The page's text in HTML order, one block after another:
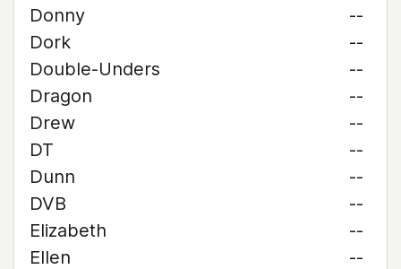
Donny
--
Dork
--
Double-Unders
--
Dragon
--
Drew
--
DT
--
Dunn
--
DVB
--
Elizabeth
--
Ellen
--